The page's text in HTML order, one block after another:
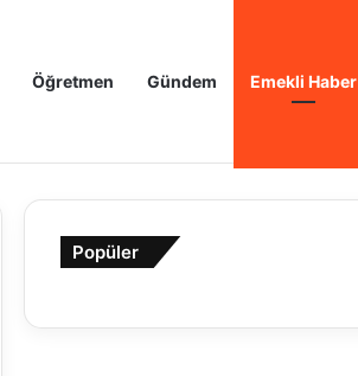
Öğretmen Gündem Emekli Haber
Popüler